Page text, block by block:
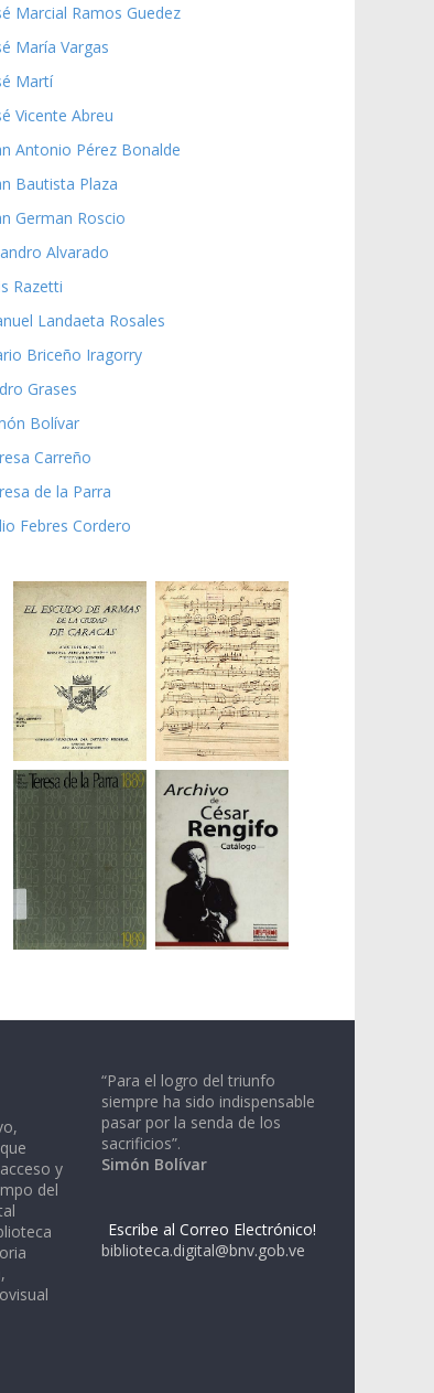
Marcial Ramos Guedez
María Vargas
Martí
Vicente Abreu
Antonio Pérez Bonalde
Bautista Plaza
German Roscio
Alvarado
Razetti
Landaeta Rosales
Briceño Iragorry
Grases
Bolívar
Carreño
de la Parra
Febres Cordero
y
del
“Para el logro del triunfo
siempre ha sido indispensable
pasar por la senda de los
sacrificios”.
Simón Bolívar
Escribe al Correo Electrónico!
biblioteca.digital@bnv.gob.ve